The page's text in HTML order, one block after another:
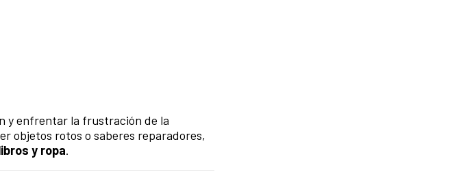
y enfrentar la frustración de la
objetos rotos o saberes reparadores,
y ropa.